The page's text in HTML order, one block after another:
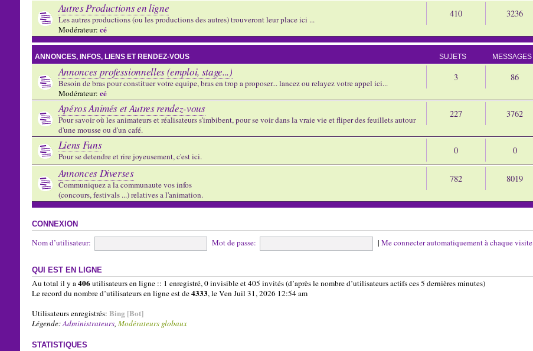
Autres Productions en ligne
Les autres productions (ou les productions des autres) trouveront leur place ici ...
Modérateur: cé
410 3236
ANNONCES, INFOS, LIENS ET RENDEZ-VOUS SUJETS MESSAGES
Annonces professionnelles (emploi, stage...)
Besoin de bras pour constituer votre equipe, bras en trop a proposer... lancez ou relayez votre appel ici...
Modérateur: cé
3 86
Apéros Animés et Autres rendez-vous
Pour savoir où les animateurs et réalisateurs s'imbibent, pour se voir dans la vraie vie et fliper des feuillets autour
d'une mousse ou d'un café.
227 3762
Liens Funs
Pour se detendre et rire joyeusement, c'est ici.
0 0
Annonces Diverses
Communiquez a la communaute vos infos
(concours, festivals ...) relatives a l'animation.
782 8019
CONNEXION
Nom d’utilisateur: Mot de passe: | Me connecter automatiquement à chaque visite
QUI EST EN LIGNE
Au total il y a406utilisateurs en ligne :: 1 enregistré, 0 invisible et 405 invités (d’après le nombre d’utilisateurs actifs ces 5 dernières minutes)
Le record du nombre d’utilisateurs en ligne est de4333, le Ven Juil 31, 2026 12:54 am
Utilisateurs enregistrés: Bing [Bot]
Légende:Administrateurs, Modérateurs globaux
STATISTIQUES